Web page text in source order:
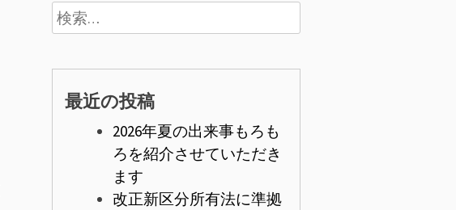
検
索:
最近の投稿
2026年夏の出来事もろも
ろを紹介させていただき
ます
改正新区分所有法に準拠